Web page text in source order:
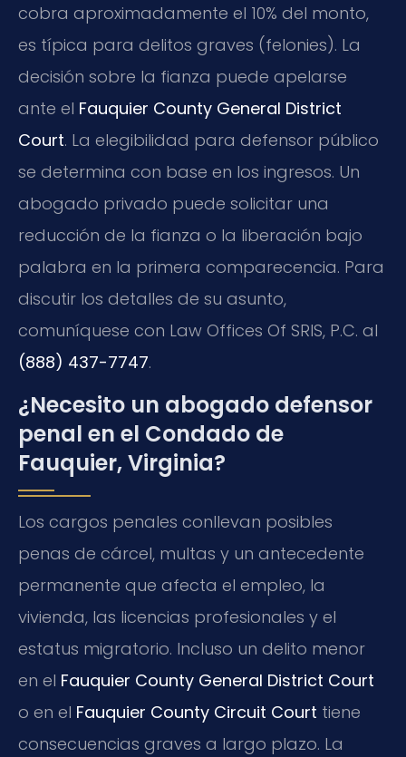
cobra aproximadamente el 10% del monto,
es típica para delitos graves (felonies). La
decisión sobre la fianza puede apelarse
ante el Fauquier County General District
Court. La elegibilidad para defensor público
se determina con base en los ingresos. Un
abogado privado puede solicitar una
reducción de la fianza o la liberación bajo
palabra en la primera comparecencia. Para
discutir los detalles de su asunto,
comuníquese con Law Offices Of SRIS, P.C. al
(888) 437-7747.
¿Necesito un abogado defensor
penal en el Condado de
Fauquier, Virginia?
Los cargos penales conllevan posibles
penas de cárcel, multas y un antecedente
permanente que afecta el empleo, la
vivienda, las licencias profesionales y el
estatus migratorio. Incluso un delito menor
en el Fauquier County General District Court
o en el Fauquier County Circuit Court tiene
consecuencias graves a largo plazo. La